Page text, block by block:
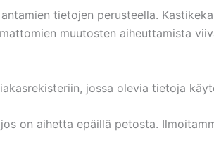
tietojen perusteella.
muutosten aiheuttamista
jossa olevia tietoja
on aihetta epäillä petosta.